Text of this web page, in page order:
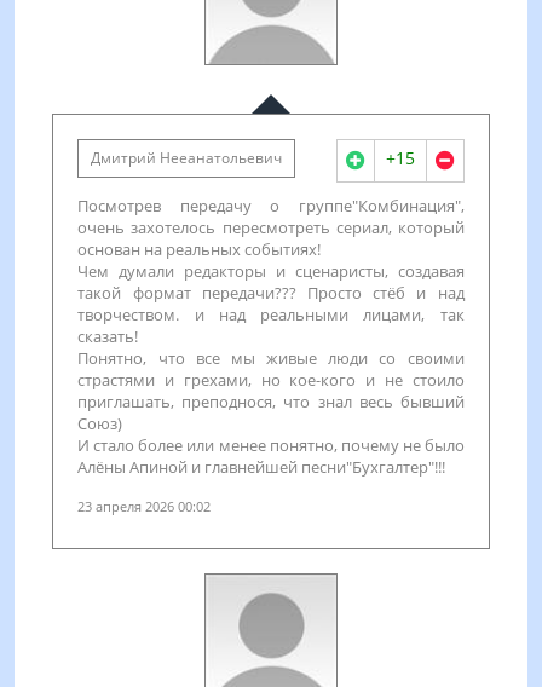
Дмитрий Нееанатольевич +15
Посмотрев передачу о группе"Комбинация",
очень захотелось пересмотреть сериал, который
основан на реальных событиях!
Чем думали редакторы и сценаристы, создавая
такой формат передачи??? Просто стёб и над
творчеством. и над реальными лицами, так
сказать!
Понятно, что все мы живые люди со своими
страстями и грехами, но кое-кого и не стоило
приглашать, преподнося, что знал весь бывший
Союз)
И стало более или менее понятно, почему не было
Алёны Апиной и главнейшей песни"Бухгалтер"!!!
23 апреля 2026 00:02